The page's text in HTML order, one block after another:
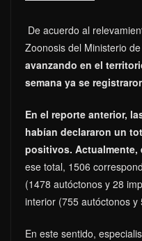
De acuerdo al
Zoonosis del Ministerio
avanzando en el
semana ya se
En el reporte anterior,
habían declararon un
positivos. Actualmente,
ese total, 1506
(1478 autóctonos y 28
interior (755 autóctonos y
En este sentido,